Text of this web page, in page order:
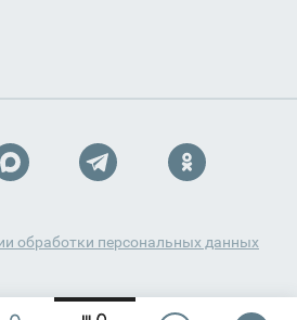
обработки персональных данных